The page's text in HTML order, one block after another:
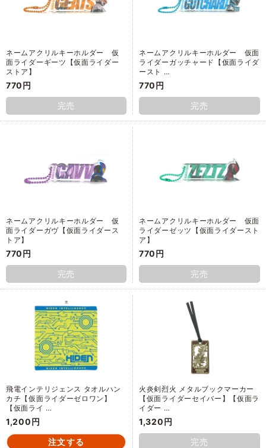
ネームアクリルキーホルダー 仮
面ライダーギーツ【仮面ライダー
ストア】
770円
完売
ネームアクリルキーホルダー 仮面
ライダーガッチャード【仮面ライダ
ースト …
770円
完売
ネームアクリルキーホルダー 仮
面ライダーガヴ【仮面ライダース
トア】
770円
完売
ネームアクリルキーホルダー 仮面
ライダーゼッツ【仮面ライダースト
ア】
770円
完売
飛電インテリジェンス タオルハン
カチ【仮面ライダーゼロワン】
【仮面ライ …
1,200円
火炎剣烈火 メタルブックマーカー
【仮面ライダーセイバー】【仮面ラ
イダー …
1,320円
完売